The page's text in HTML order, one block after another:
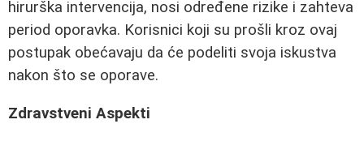
hirurška intervencija, nosi određene rizike i zahteva
period oporavka. Korisnici koji su prošli kroz ovaj
postupak obećavaju da će podeliti svoja iskustva
nakon što se oporave.
Zdravstveni Aspekti